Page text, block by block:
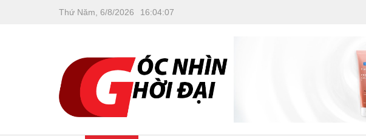
Thứ Năm, 6/8/2026 16:04:07